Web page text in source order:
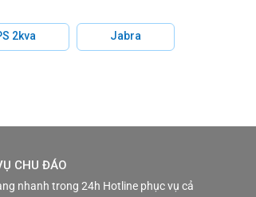
2kva Jabra
CHU ĐÁO
nhanh trong 24h Hotline phục vụ cả